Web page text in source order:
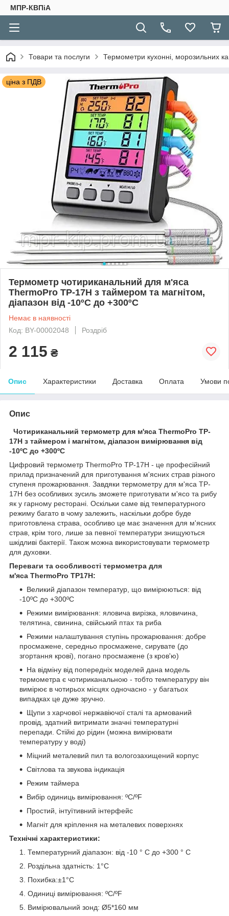
МПР-КВПіА
Товари та послуги Термометри кухонні, морозильних
ціна з ПДВ
Термометр чотириканальний для м'яса
ThermoPro TP-17H з таймером та магнітом,
діапазон від -10ºС до +300ºС
Немає в наявності
Код: BY-00002048
Роздріб
2 115 ₴
Опис Характеристики Доставка Оплата Умови
Опис
Чотириканальний термометр для м'яса ThermoPro TP-
17H з таймером і магнітом, діапазон вимірювання від
-10ºС до +300ºС
Цифровий термометр ThermoPro TP-17H - це професійний
прилад призначений для приготування м'ясних страв різного
ступеня прожарювання. Завдяки термометру для м'яса TP-
17H без особливих зусиль зможете приготувати м'ясо та рибу
як у гарному ресторані. Оскільки саме від температурного
режиму багато в чому залежить, наскільки добре буде
приготовлена ​​страва, особливо це має значення для м'ясних
страв, крім того, лише за певної температури знищуються
шкідливі бактерії. Також можна використовувати термометр
для духовки.
Переваги та особливості термометра для
м'яса ThermoPro TP17H:
Великий діапазон температур, що вимірюються: від
-10ºС до +300ºС
Режими вимірювання: яловича вирізка, яловичина,
телятина, свинина, свійський птах та риба
Режими налаштування ступінь прожарювання: добре
просмажене, середньо просмажене, сирувате (до
згортання крові), погано просмажене (з кров'ю)
На відміну від попередніх моделей дана модель
термометра є чотириканальною - тобто температуру він
вимірює в чотирьох місцях одночасно - у багатьох
випадках це дуже зручно.
Щупи з харчової нержавіючої сталі та армований
провід, здатний витримати значні температурні
перепади. Стійкі до рідин (можна вимірювати
температуру у воді)
Міцний металевий пил та вологозахищений корпус
Світлова та звукова індикація
Режим таймера
Вибір одиниць вимірювання: ºС/ºF
Простий, інтуїтивний інтерфейс
Магніт для кріплення на металевих поверхнях
Технічні характеристики:
Температурний діапазон: від -10 ° C до +300 ° C
Роздільна здатність: 1°C
Похибка:±1°C
Одиниці вимірювання: ºС/ºF
Вимірювальний зонд: Ø5*160 мм